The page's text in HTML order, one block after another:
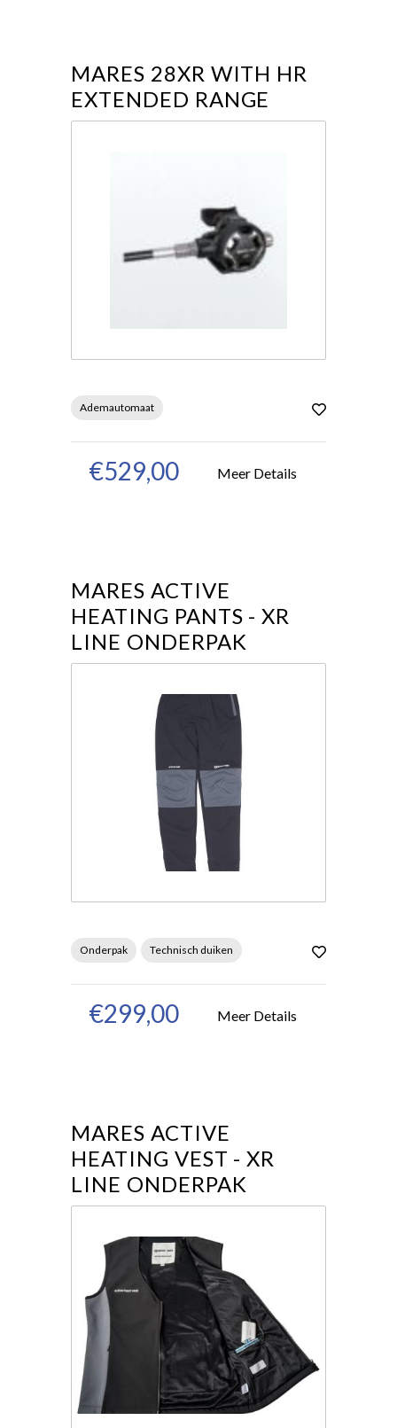
MARES 28XR WITH HR
EXTENDED RANGE
Ademautomaat
€529,00 Meer Details
MARES ACTIVE
HEATING PANTS - XR
LINE ONDERPAK
Onderpak Technisch duiken
€299,00 Meer Details
MARES ACTIVE
HEATING VEST - XR
LINE ONDERPAK